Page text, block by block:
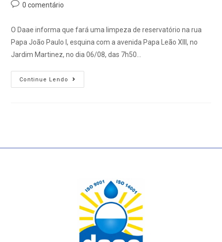
0 comentário
O Daae informa que fará uma limpeza de reservatório na rua
Papa João Paulo I, esquina com a avenida Papa Leão XIII, no
Jardim Martinez, no dia 06/08, das 7h50…
Continue Lendo